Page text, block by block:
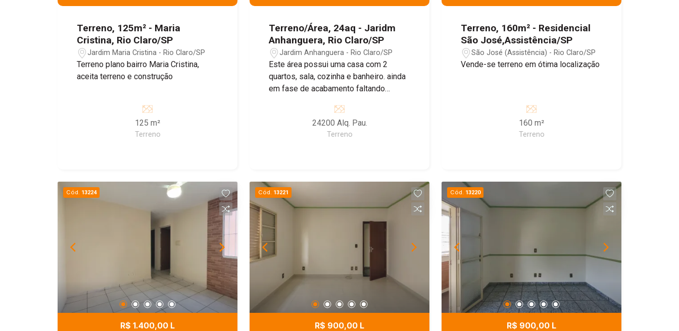
Terreno, 125m² - Maria
Cristina, Rio Claro/SP
Jardim Maria Cristina - Rio Claro/SP
Terreno plano bairro Maria Cristina,
aceita terreno e construção
125 m²
Terreno
Terreno/Área, 24aq - Jaridm
Anhanguera, Rio Claro/SP
Jardim Anhanguera - Rio Claro/SP
Este área possui uma casa com 2
quartos, sala, cozinha e banheiro. ainda
em fase de acabamento faltando
24200 Alq. Pau.
Terreno
Terreno, 160m² - Residencial
São José,Assistência/SP
São José (Assistência) - Rio Claro/SP
Vende-se terreno em ótima localização
160 m²
Terreno
Cód. 13224
R$ 1.400,00 L
Cód. 13221
R$ 900,00 L
Cód. 13220
R$ 900,00 L